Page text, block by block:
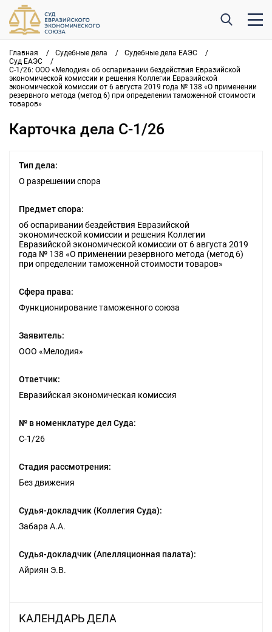
Главная / Судебные дела / Судебные дела ЕАЭС
/
Суд ЕАЭС
/
С-1/26: ООО «Мелодия» об оспаривании бездействия Евразийской
экономической комиссии и решения Коллегии Евразийской
экономической комиссии от 6 августа 2019 года № 138 «О применении
резервного метода (метод 6) при определении таможенной стоимости
товаров»
Карточка дела С-1/26
Тип дела:
О разрешении спора
Предмет спора:
об оспаривании бездействия Евразийской
экономической комиссии и решения Коллегии
Евразийской экономической комиссии от 6 августа 2019
года № 138 «О применении резервного метода (метод 6)
при определении таможенной стоимости товаров»
Сфера права:
Функционирование таможенного союза
Заявитель:
ООО «Мелодия»
Ответчик:
Евразийская экономическая комиссия
№ в номенклатуре дел Суда:
С-1/26
Стадия рассмотрения:
Без движения
Судья-докладчик (Коллегия Суда):
Забара А.А.
Судья-докладчик (Апелляционная палата):
Айриян Э.В.
КАЛЕНДАРЬ ДЕЛА